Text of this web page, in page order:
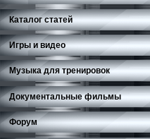
Каталог статей
Игры и видео
Музыка для тренировок
Документальные фильмы
Форум